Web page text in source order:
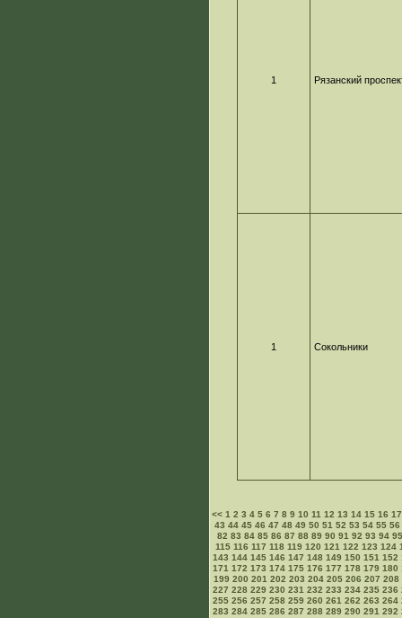
1 Рязанский
1 Сокольники
<<1 2 3 4 5 6 7 8 9 10 11 12 13 14 15 16 17
43 44 45 46 47 48 49 50 51 52 53 54 55 56
82 83 84 85 86 87 88 89 90 91 92 93 94 95
115 116 117 118 119 120 121 122 123 124
143 144 145 146 147 148 149 150 151 152
171 172 173 174 175 176 177 178 179 180
199 200 201 202 203 204 205 206 207 208
227 228 229 230 231 232 233 234 235 236
255 256 257 258 259 260 261 262 263 264
283 284 285 286 287 288 289 290 291 292